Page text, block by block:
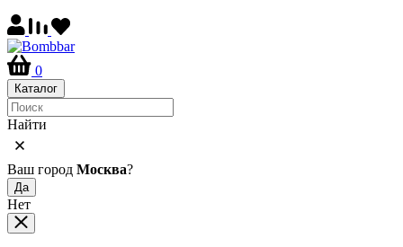
0
Каталог
Найти
Ваш город Москва?
Да
Нет